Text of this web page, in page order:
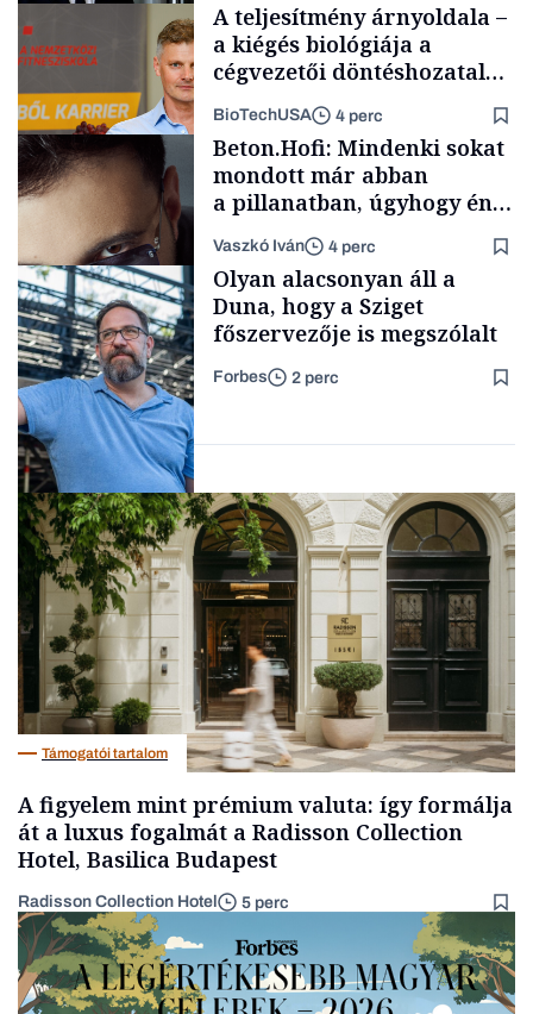
Politika
Content Lab HUB
A teljesítmény árnyoldala –
a kiégés biológiája a
cégvezetői döntéshozatal
BioTechUSA 4 perc
Forbes-sztori
Beton.Hofi: Mindenki sokat
mondott már abban
a pillanatban, úgyhogy én
a legsarkosabb
gondolataimat akartam
kimondani
Vaszkó Iván 4 perc
Társadalom
Olyan alacsonyan áll a
Duna, hogy a Sziget
főszervezője is megszólalt
Forbes 2 perc
Támogatói tartalom
A figyelem mint prémium valuta: így formálja
át a luxus fogalmát a Radisson Collection
Hotel, Basilica Budapest
Radisson Collection Hotel 5 perc